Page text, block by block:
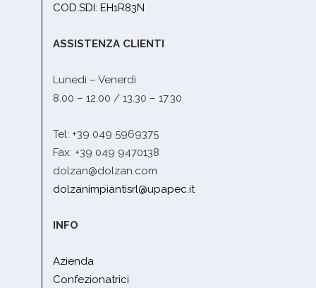
COD.SDI: EH1R83N
ASSISTENZA CLIENTI
Lunedì – Venerdì
8.00 – 12.00 / 13.30 – 17.30
Tel: +39 049 5969375
Fax: +39 049 9470138
dolzan@dolzan.com
dolzanimpiantisrl@upapec.it
INFO
Azienda
Confezionatrici